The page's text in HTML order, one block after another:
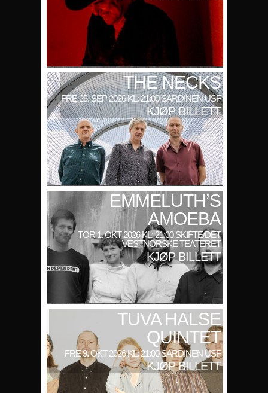
THE NECKS
FRE 25. SEP 2026 KL: 21:00 SARDINEN USF
KJØP BILLETT
EMMELUTH’S
AMOEBA
TOR 1. OKT 2026 KL: 21:00 SKIFTE/DET
VESTNORSKE TEATERET
KJØP BILLETT
TUVA HALSE
QUINTET
FRE 9. OKT 2026 KL: 21:00 SARDINEN USF
KJØP BILLETT